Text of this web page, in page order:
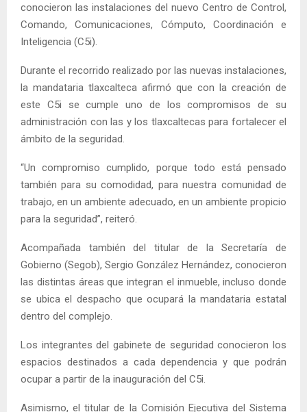
conocieron las instalaciones del nuevo Centro de Control,
Comando, Comunicaciones, Cómputo, Coordinación e
Inteligencia (C5i).
Durante el recorrido realizado por las nuevas instalaciones,
la mandataria tlaxcalteca afirmó que con la creación de
este C5i se cumple uno de los compromisos de su
administración con las y los tlaxcaltecas para fortalecer el
ámbito de la seguridad.
“Un compromiso cumplido, porque todo está pensado
también para su comodidad, para nuestra comunidad de
trabajo, en un ambiente adecuado, en un ambiente propicio
para la seguridad”, reiteró.
Acompañada también del titular de la Secretaría de
Gobierno (Segob), Sergio González Hernández, conocieron
las distintas áreas que integran el inmueble, incluso donde
se ubica el despacho que ocupará la mandataria estatal
dentro del complejo.
Los integrantes del gabinete de seguridad conocieron los
espacios destinados a cada dependencia y que podrán
ocupar a partir de la inauguración del C5i.
Asimismo, el titular de la Comisión Ejecutiva del Sistema